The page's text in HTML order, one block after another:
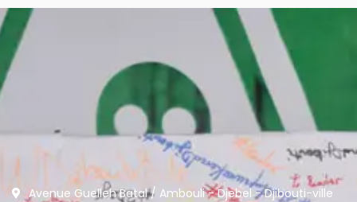
Avenue Guelleh Batal / Ambouli - Djebel - Djibouti-ville